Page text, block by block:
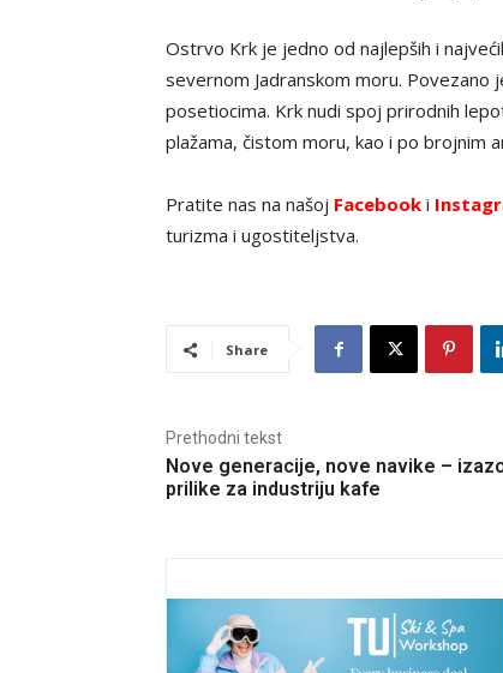
Ostrvo Krk je jedno od najlepših i
severnom Jadranskom moru.
posetiocima. Krk nudi spoj prirodnih
plažama, čistom moru, kao i po brojnim
Pratite nas na našoj Facebook i
turizma i ugostiteljstva.
Share
Prethodni tekst
Nove generacije, nove navike –
prilike za industriju kafe